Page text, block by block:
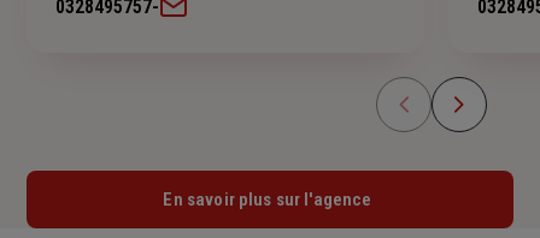
0328495757-
En savoir plus sur l'agence